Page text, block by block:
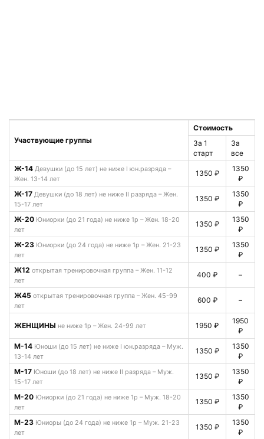
Участвующие группы
Стоимость
За 1
старт
За
все
Ж-14 Девушки (до 15 лет) не ниже I юн.разряда –
Жен. 13-14 лет
1350 ₽
1350
₽
Ж-17 Девушки (до 18 лет) не ниже II разряда – Жен.
15-17 лет
1350 ₽
1350
₽
Ж-20 Юниорки (до 21 года) не ниже 1р – Жен. 18-20
лет
1350 ₽
1350
₽
Ж-23 Юниорки (до 24 года) не ниже 1р – Жен. 21-23
лет
1350 ₽
1350
₽
Ж12 открытая тренировочная группа – Жен. 11-12
лет
400 ₽ –
Ж45 открытая тренировочная группа – Жен. 45-99
лет
600 ₽ –
ЖЕНЩИНЫ не ниже 1р – Жен. 24-99 лет 1950 ₽
1950
₽
М-14 Юноши (до 15 лет) не ниже I юн.разряда – Муж.
13-14 лет
1350 ₽
1350
₽
М-17 Юноши (до 18 лет) не ниже II разряда – Муж.
15-17 лет
1350 ₽
1350
₽
М-20 Юниорки (до 21 года) не ниже 1р – Муж. 18-20
лет
1350 ₽
1350
₽
М-23 Юниоры (до 24 года) не ниже 1р – Муж. 21-23
лет
1350 ₽
1350
₽